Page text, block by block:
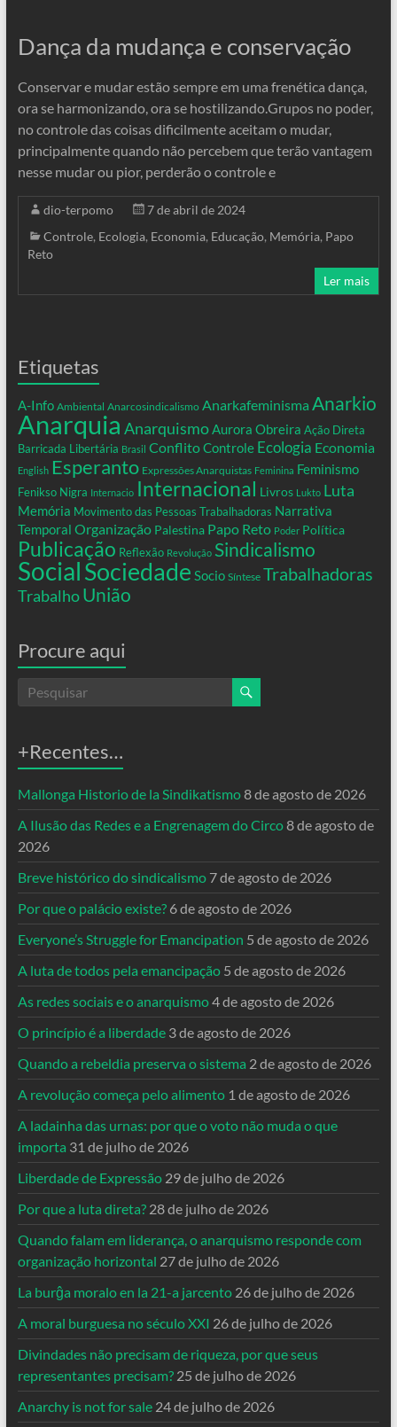
Dança da mudança e conservação
Conservar e mudar estão sempre em uma frenética dança,
ora se harmonizando, ora se hostilizando.Grupos no poder,
no controle das coisas dificilmente aceitam o mudar,
principalmente quando não percebem que terão vantagem
nesse mudar ou pior, perderão o controle e
dio-terpomo
7 de abril de 2024
Controle, Ecologia, Economia, Educação, Memória, Papo
Reto
Ler mais
Etiquetas
A-Info Ambiental Anarcosindicalismo Anarkafeminisma Anarkio
Anarquia AnarquismoAurora Obreira Ação Direta
Barricada Libertária Brasil ConflitoControle Ecologia Economia
English Esperanto Expressões Anarquistas Feminina Feminismo
Fenikso Nigra Internacio Internacional Livros Lukto Luta
Memória Movimento das Pessoas Trabalhadoras Narrativa
Temporal Organização Palestina Papo Reto Poder Política
Publicação Reflexão Revolução Sindicalismo
SocialSociedade Socio Síntese Trabalhadoras
Trabalho União
Procure aqui
+Recentes…
Mallonga Historio de la Sindikatismo8 de agosto de 2026
A Ilusão das Redes e a Engrenagem do Circo8 de agosto de
2026
Breve histórico do sindicalismo 7 de agosto de 2026
Por que o palácio existe? 6 de agosto de 2026
Everyone’s Struggle for Emancipation 5 de agosto de 2026
A luta de todos pela emancipação 5 de agosto de 2026
As redes sociais e o anarquismo4 de agosto de 2026
O princípio é a liberdade 3 de agosto de 2026
Quando a rebeldia preserva o sistema 2 de agosto de 2026
A revolução começa pelo alimento 1 de agosto de 2026
A ladainha das urnas: por que o voto não muda o que
importa 31 de julho de 2026
Liberdade de Expressão 29 de julho de 2026
Por que a luta direta? 28 de julho de 2026
Quando falam em liderança, o anarquismo responde com
organização horizontal 27 de julho de 2026
La burĝa moralo en la 21-a jarcento 26 de julho de 2026
A moral burguesa no século XXI 26 de julho de 2026
Divindades não precisam de riqueza, por que seus
representantes precisam? 25 de julho de 2026
Anarchy is not for sale 24 de julho de 2026